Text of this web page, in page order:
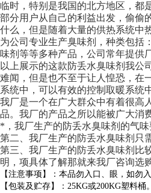
临时，特别是我国的北方地区，都
部分用户从自己的利益出发，偷偷
什么，但是随着大量的供热系统中
为公司专业生产臭味剂，种类包括
味剂等等多种产品，公司常年提供
以上展示的这款防丢水臭味剂我公
难闻，但是也不至于让人惶恐，在
系统中，可以有效的控制取暖系统
我厂是一个在广大群众中有着很高
品。我厂的产品之所以能被广大消
*，我厂生产的防丢水臭味剂的气味
第二、我厂生产的防丢水臭味剂只
第三、我厂生产的防丢水臭味剂比
明，项具体了解那就来我厂咨询选
【注意事项】：本品勿入口、眼，如勿
【包装及贮存】：25KG或200KG塑料桶。